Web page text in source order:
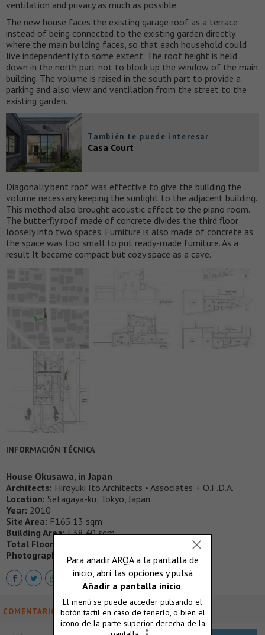
ventilation and privacy as much as possible.
The new house faces the existing garage roof as a terrace
instead of being connected to the existing garden directly
where the main building faces, so that each household could
live independently to some extent. The roof height is held
down in the north part not to block up the window of the main
building. The volume is raised in the south part to provide a
parking and also view and ventilation from the street to the
existing garden.
También te puede interesar
Casa Court
Diagonally bent roof was effective to give the building the
volume necessary keeping the sunlight to the adjacent building.
This method also brought acoustic effect to the piano room.
The butterfly roof made of concrete divides the third floor
loosely into two spaces. Furniture is also made of concrete as
the space was too small to put ready-made furniture. As a
result It became compact but cozy space as a cave.
INFORMACIÓN TÉCNICA
House Okusawa, in Japan
Architects: Hiroyuki Ito Architects • Associates + O.F.D.A.
Location: Setagaya-ku, Tokyo, Japan
Year: 2010
Site Area: F165.13 sqm
Building Area:F38.40 sqm
Total Floor Area:
Photographs:
Jin Hosoya
COMENTARIOS